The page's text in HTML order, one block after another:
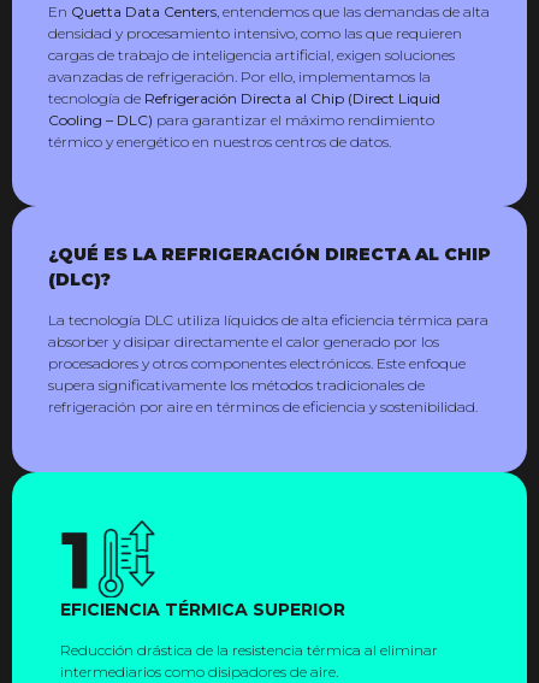
En Quetta Data Centers , entendemos que las demandas de alta
densidad y procesamiento intensivo, como las que requieren
cargas de trabajo de inteligencia artificial, exigen soluciones
avanzadas de refrigeración. Por ello, implementamos la
tecnología de Refrigeración Directa al Chip (Direct Liquid
Cooling – DLC) para garantizar el máximo rendimiento
térmico y energético en nuestros centros de datos.
¿QUÉ ES LA REFRIGERACIÓN DIRECTAAL CHIP
(DLC)?
La tecnología DLC utiliza líquidos de alta eficiencia térmica para
absorber y disipar directamente el calor generado por los
procesadores y otros componentes electrónicos. Este enfoque
supera significativamente los métodos tradicionales de
refrigeración por aire en términos de eficiencia y sostenibilidad.
EFICIENCIA TÉRMICA SUPERIOR
Reducción drástica de la resistencia térmica al eliminar
intermediarios como disipadores de aire.